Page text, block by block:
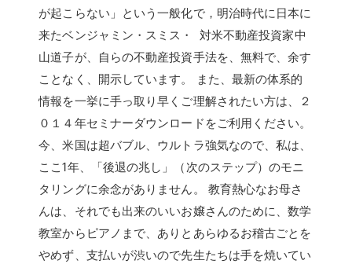
が起こらない」という一般化で，明治時代に日本に
来たベンジャミン・スミス・ 対米不動産投資家中
山道子が、自らの不動産投資手法を、無料で、余す
ことなく、開示しています。 また、最新の体系的
情報を一挙に手っ取り早くご理解されたい方は、２
０１４年セミナーダウンロードをご利用ください。
今、米国は超バブル、ウルトラ強気なので、私は、
ここ1年、「後退の兆し」（次のステップ）のモニ
タリングに余念がありません。 教育熱心なお母さ
んは、それでも出来のいいお嬢さんのために、数学
教室からピアノまで、ありとあらゆるお稽古ごとを
やめず、支払いが渋いので先生たちは手を焼いてい